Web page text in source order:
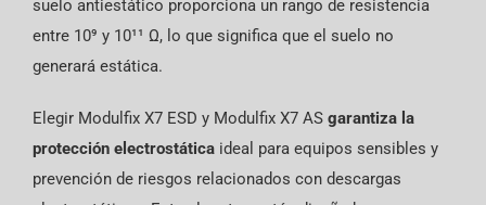
suelo antiestático proporciona un rango de resistencia
entre 10⁹ y 10¹¹ Ω, lo que significa que el suelo no
generará estática.
Elegir Modulfix X7 ESD y Modulfix X7 ASgarantiza la
protección electrostáticaideal para equipos sensibles y
prevención de riesgos relacionados con descargas